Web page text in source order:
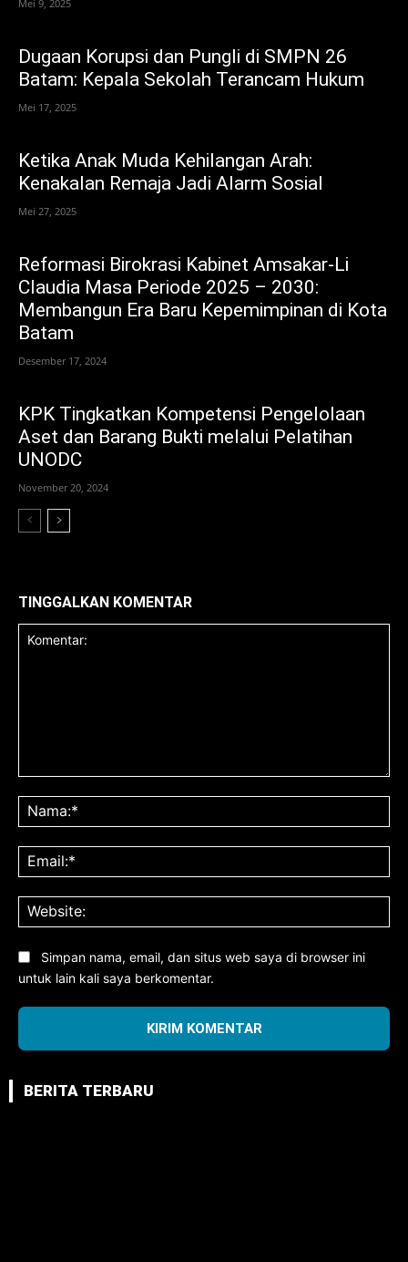
Mei 9, 2025
Dugaan Korupsi dan Pungli di SMPN 26
Batam: Kepala Sekolah Terancam Hukum
Mei 17, 2025
Ketika Anak Muda Kehilangan Arah:
Kenakalan Remaja Jadi Alarm Sosial
Mei 27, 2025
Reformasi Birokrasi Kabinet Amsakar-Li
Claudia Masa Periode 2025 – 2030:
Membangun Era Baru Kepemimpinan di Kota
Batam
Desember 17, 2024
KPK Tingkatkan Kompetensi Pengelolaan
Aset dan Barang Bukti melalui Pelatihan
UNODC
November 20, 2024
TINGGALKAN KOMENTAR
Simpan nama, email, dan situs web saya di browser ini
untuk lain kali saya berkomentar.
BERITA TERBARU